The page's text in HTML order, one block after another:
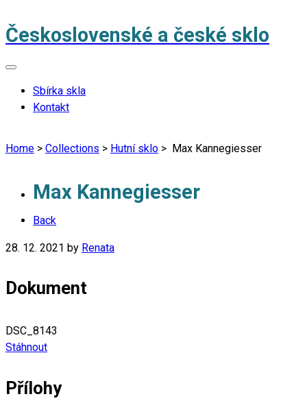
Československé a české sklo
Sbírka skla
Kontakt
Home > Collections > Hutní sklo > Max Kannegiesser
Max Kannegiesser
Back
28. 12. 2021 by Renata
Dokument
DSC_8143
Stáhnout
Přílohy